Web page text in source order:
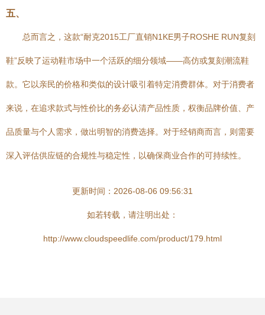
五、
总而言之，这款“耐克2015工厂直销N1KE男子ROSHE RUN复刻
鞋”反映了运动鞋市场中一个活跃的细分领域——高仿或复刻潮流鞋
款。它以亲民的价格和类似的设计吸引着特定消费群体。对于消费者
来说，在追求款式与性价比的务必认清产品性质，权衡品牌价值、产
品质量与个人需求，做出明智的消费选择。对于经销商而言，则需要
深入评估供应链的合规性与稳定性，以确保商业合作的可持续性。
更新时间：2026-08-06 09:56:31
如若转载，请注明出处：
http://www.cloudspeedlife.com/product/179.html